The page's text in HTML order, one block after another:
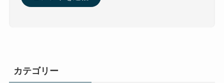
カテゴリー